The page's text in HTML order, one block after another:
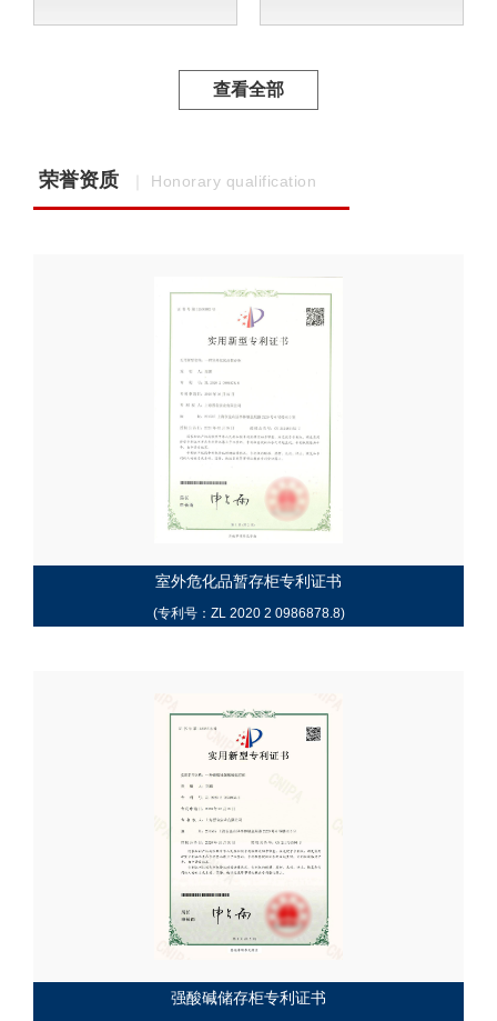
查看全部
荣誉资质 ｜ Honorary qualification
室外危化品暂存柜专利证书
(专利号：ZL 2020 2 0986878.8)
强酸碱储存柜专利证书